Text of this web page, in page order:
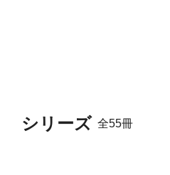
シリーズ 全55冊